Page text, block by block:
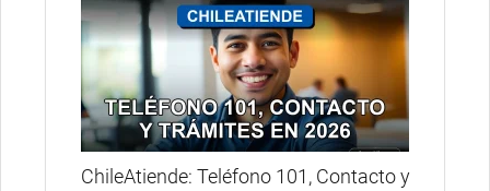
ChileAtiende: Teléfono 101, Contacto y